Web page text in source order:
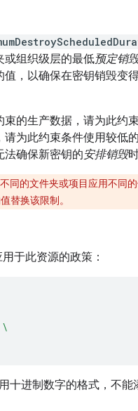
或组织级层的最低预定销
，以确保在密钥销毁变
的生产数据，请为此约
为此约束条件使用较低
法确保新密钥的安排销毁
同的文件夹或项目应用不同
替换该限制。
于此资源的政策：
\
十进制数字的格式，不能